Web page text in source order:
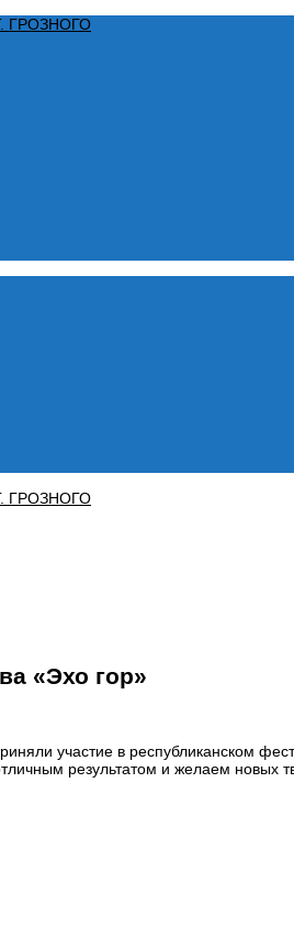
«Эхо гор»
участие в республиканском
результатом и желаем новых